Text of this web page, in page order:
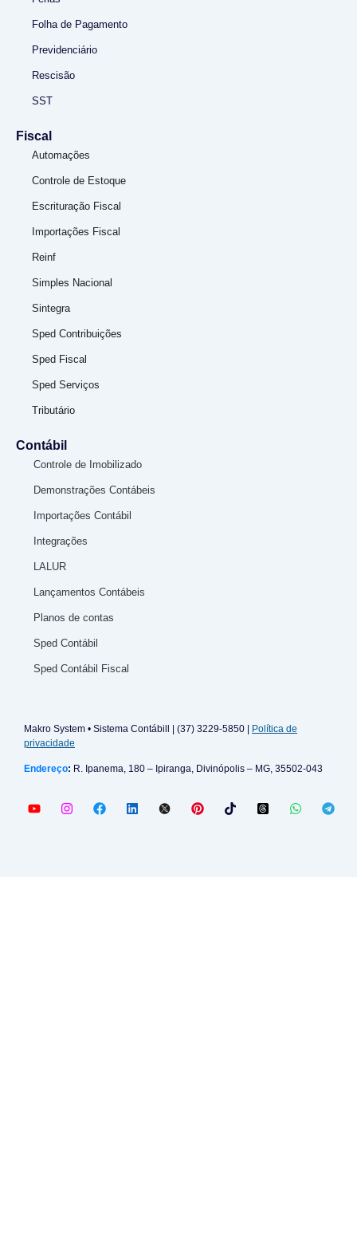
Folha de Pagamento
Previdenciário
Rescisão
SST
Fiscal
Automações
Controle de Estoque
Escrituração Fiscal
Importações Fiscal
Reinf
Simples Nacional
Sintegra
Sped Contribuições
Sped Fiscal
Sped Serviços
Tributário
Contábil
Controle de Imobilizado
Demonstrações Contábeis
Importações Contábil
Integrações
LALUR
Lançamentos Contábeis
Planos de contas
Sped Contábil
Sped Contábil Fiscal
Makro System • Sistema Contábill | (37) 3229-5850 | Política de
privacidade
Endereço: R. Ipanema, 180 – Ipiranga, Divinópolis – MG, 35502-043